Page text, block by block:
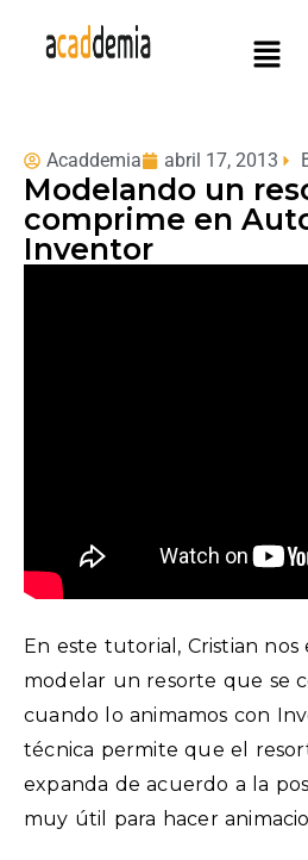
Acaddemia abril 17, 2013
Modelando un
comprime en
Inventor
En este tutorial, Cristian nos
modelar un resorte que se
cuando lo animamos con
técnica permite que el
expanda de acuerdo a la
muy útil para hacer